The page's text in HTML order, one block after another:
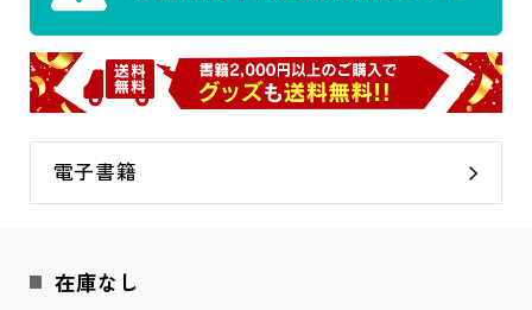
電子書籍
在庫なし